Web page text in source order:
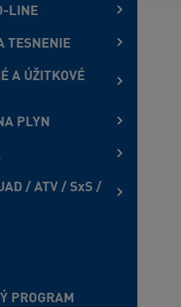
LINE
TESNENIE
A ÚŽITKOVÉ
PLYN
/ ATV / SxS /
PROGRAM